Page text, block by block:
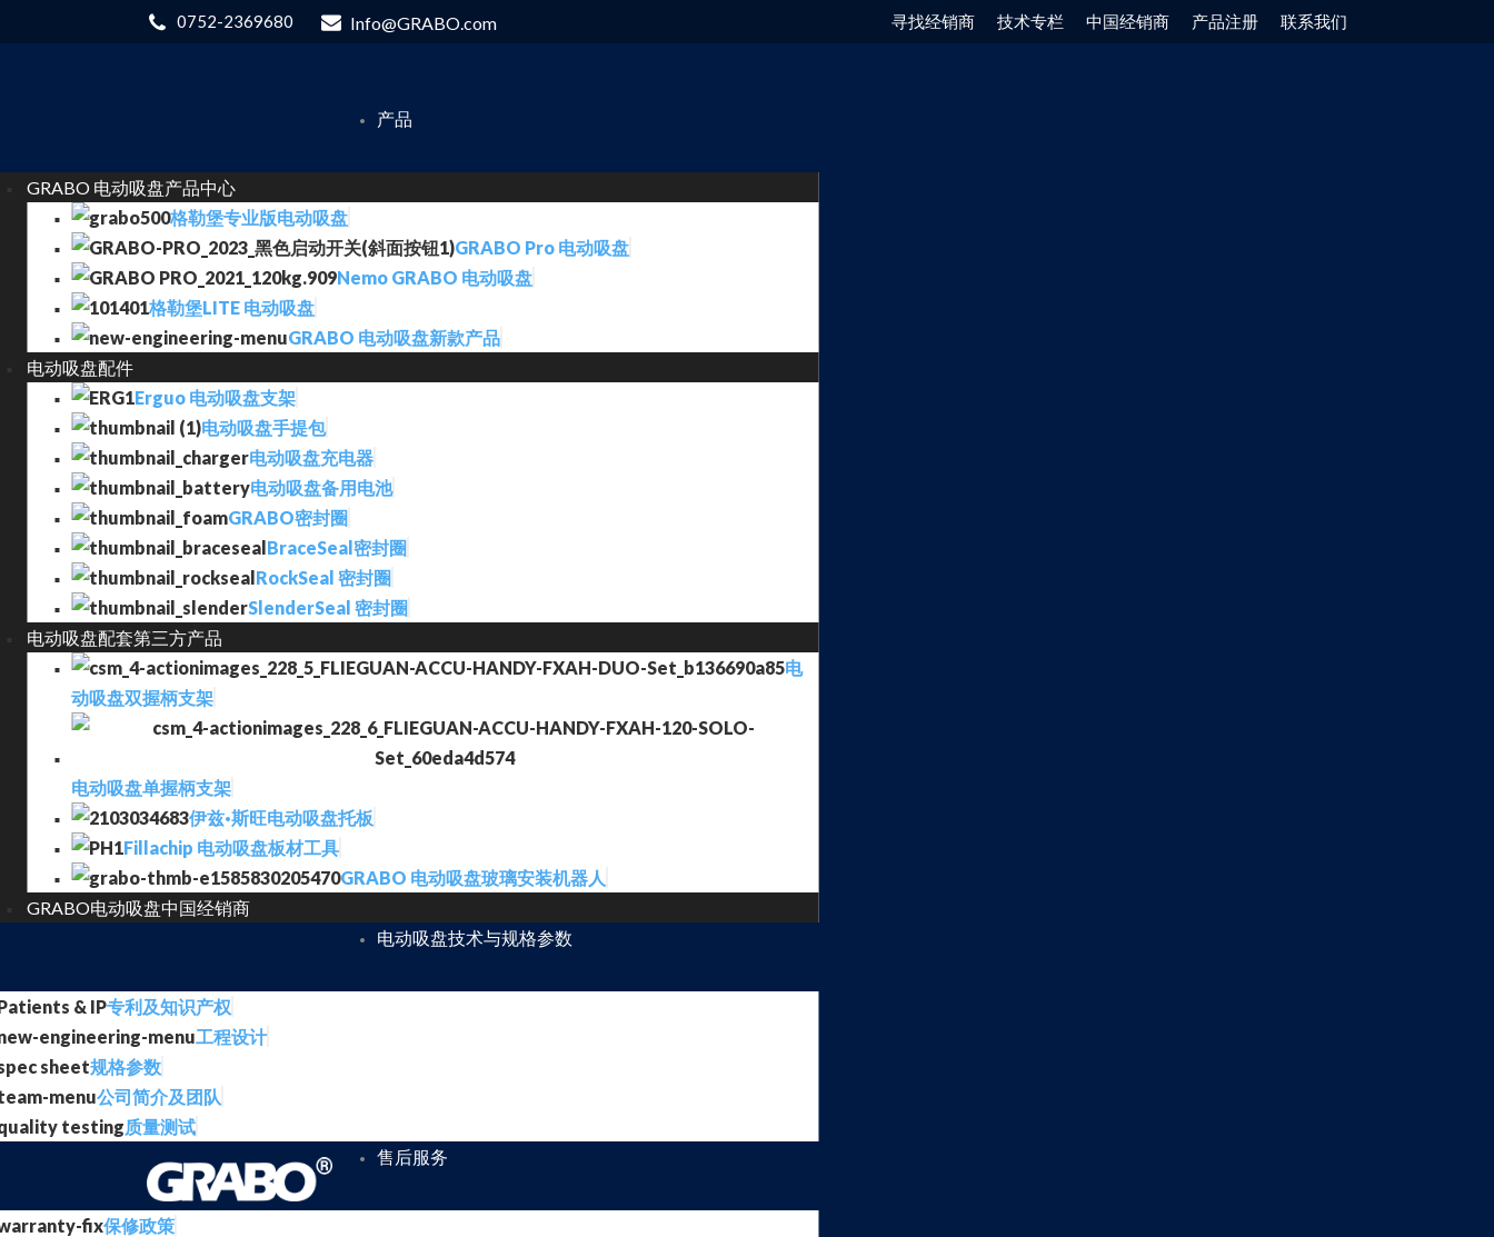
0752-2369680 Info@GRABO.com 寻找经销商 技术专栏 中国经销商 产品注册 联系我们
产品
GRABO 电动吸盘产品中心
格勒堡专业版电动吸盘
GRABO Pro 电动吸盘
Nemo GRABO 电动吸盘
格勒堡LITE 电动吸盘
GRABO 电动吸盘新款产品
电动吸盘配件
Erguo 电动吸盘支架
电动吸盘手提包
电动吸盘充电器
电动吸盘备用电池
GRABO密封圈
BraceSeal密封圈
RockSeal 密封圈
SlenderSeal 密封圈
电动吸盘配套第三方产品
电
动吸盘双握柄支架
电动吸盘单握柄支架
伊兹·斯旺电动吸盘托板
Fillachip 电动吸盘板材工具
GRABO 电动吸盘玻璃安装机器人
GRABO电动吸盘中国经销商
电动吸盘技术与规格参数
专利及知识产权
工程设计
规格参数
公司简介及团队
质量测试
售后服务
保修政策